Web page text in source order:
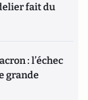
fait du
: l’échec
grande